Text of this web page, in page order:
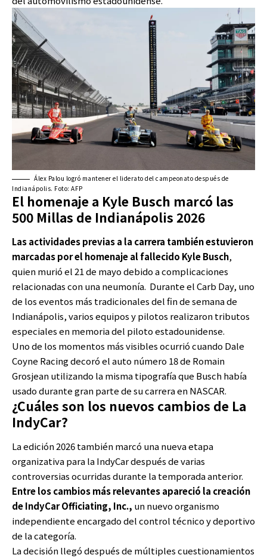
Álex Palou logró mantener el liderato del campeonato después de
Indianápolis. Foto: AFP
El homenaje a Kyle Busch marcó las
500 Millas de Indianápolis 2026
Las actividades previas a la carrera también estuvieron
marcadas por el homenaje al fallecido Kyle Busch,
quien murió el 21 de mayo debido a complicaciones
relacionadas con una neumonía. Durante el Carb Day, uno
de los eventos más tradicionales del fin de semana de
Indianápolis, varios equipos y pilotos realizaron tributos
especiales en memoria del piloto estadounidense.
Uno de los momentos más visibles ocurrió cuando Dale
Coyne Racing decoró el auto número 18 de Romain
Grosjean utilizando la misma tipografía que Busch había
usado durante gran parte de su carrera en NASCAR.
¿Cuáles son los nuevos cambios de La
IndyCar?
La edición 2026 también marcó una nueva etapa
organizativa para la IndyCar después de varias
controversias ocurridas durante la temporada anterior.
Entre los cambios más relevantes apareció la creación
de IndyCar Officiating, Inc., un nuevo organismo
independiente encargado del control técnico y deportivo
de la categoría.
La decisión llegó después de múltiples cuestionamientos